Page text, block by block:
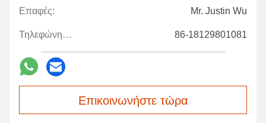
Επαφές: Mr. Justin Wu
Τηλεφώνημα: 86-18129801081
Επικοινωνήστε τώρα